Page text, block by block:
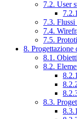
7.2. User
7.3.
7.4.
7.5.
8. Progettazione
8.1.
8.2.
8.3.